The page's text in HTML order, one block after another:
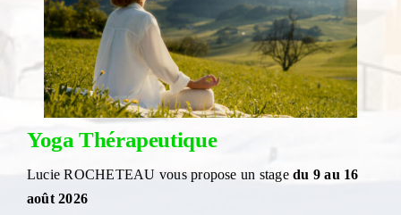
Yoga Thérapeutique
Lucie ROCHETEAU vous propose un stagedu 9 au 16
août 2026